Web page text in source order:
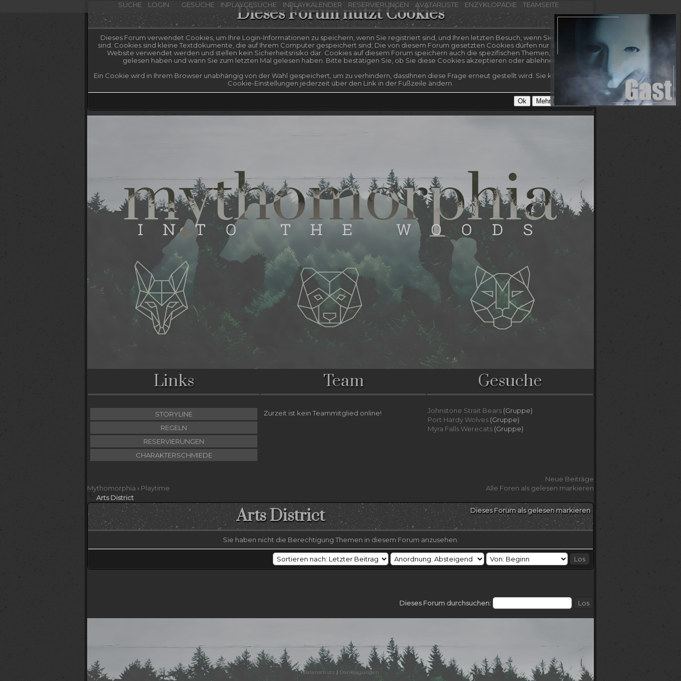
SUCHE LOGIN GESUCHE INPLAYGESUCHE INPLAYKALENDER RESERVIERUNGEN AVATARLISTE ENZYKLOPÄDIE TEAMSEITE
Dieses Forum nutzt Cookies
Dieses Forum verwendet Cookies, um Ihre Login-Informationen zu speichern, wenn Sie registriert sind, und Ihren letzten Besuch, wenn Sie es nicht
sind. Cookies sind kleine Textdokumente, die auf Ihrem Computer gespeichert sind; Die von diesem Forum gesetzten Cookies dürfen nur auf dieser
Website verwendet werden und stellen kein Sicherheitsrisiko dar. Cookies auf diesem Forum speichern auch die spezifischen Themen, die Sie
gelesen haben und wann Sie zum letzten Mal gelesen haben. Bitte bestätigen Sie, ob Sie diese Cookies akzeptieren oder ablehnen.
Ein Cookie wird in Ihrem Browser unabhängig von der Wahl gespeichert, um zu verhindern, dassIhnen diese Frage erneut gestellt wird. Sie können Ihre
Cookie-Einstellungen jederzeit über den Link in der Fußzeile ändern.
Links Team Gesuche
STORYLINE
REGELN
RESERVIERUNGEN
CHARAKTERSCHMIEDE
Zurzeit ist kein Teammitglied online! Johnstone Strait Bears (Gruppe)
Port Hardy Wolves (Gruppe)
Myra Falls Werecats (Gruppe)
Neue Beiträge
Alle Foren als gelesen markieren
Mythomorphia › Playtime
Arts District
Dieses Forum als gelesen markieren
Arts District
Sie haben nicht die Berechtigung Themen in diesem Forum anzusehen.
Dieses Forum durchsuchen:
Datenschutz | Danksagungen